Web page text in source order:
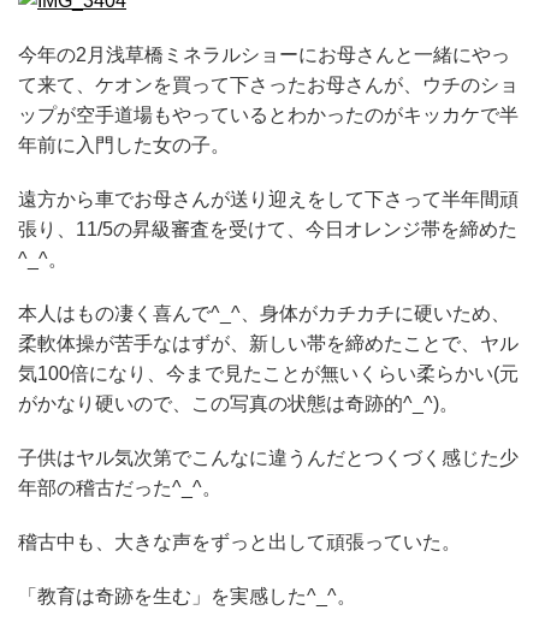
今年の2月浅草橋ミネラルショーにお母さんと一緒にやっ
て来て、ケオンを買って下さったお母さんが、ウチのショ
ップが空手道場もやっているとわかったのがキッカケで半
年前に入門した女の子。
遠方から車でお母さんが送り迎えをして下さって半年間頑
張り、11/5の昇級審査を受けて、今日オレンジ帯を締めた
^_^。
本人はもの凄く喜んで^_^、身体がカチカチに硬いため、
柔軟体操が苦手なはずが、新しい帯を締めたことで、ヤル
気100倍になり、今まで見たことが無いくらい柔らかい(元
がかなり硬いので、この写真の状態は奇跡的^_^)。
子供はヤル気次第でこんなに違うんだとつくづく感じた少
年部の稽古だった^_^。
稽古中も、大きな声をずっと出して頑張っていた。
「教育は奇跡を生む」を実感した^_^。